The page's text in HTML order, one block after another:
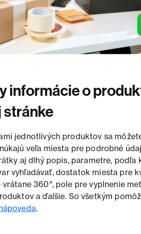
informácie o
stránke
jednotlivých produktov sa
veľa miesta pre podrobné
aj dlhý popis, parametre, podľa
vyhľadávať, dostatok miesta pre
360°, pole pre vyplnenie
a ďalšie. So všetkým
.